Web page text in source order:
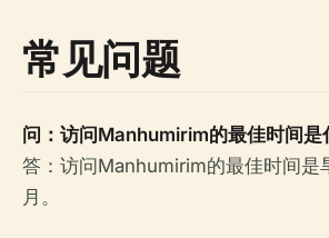
常见问题
问：访问Manhumirim的最佳时间是
答：访问Manhumirim的最佳时间是
月。